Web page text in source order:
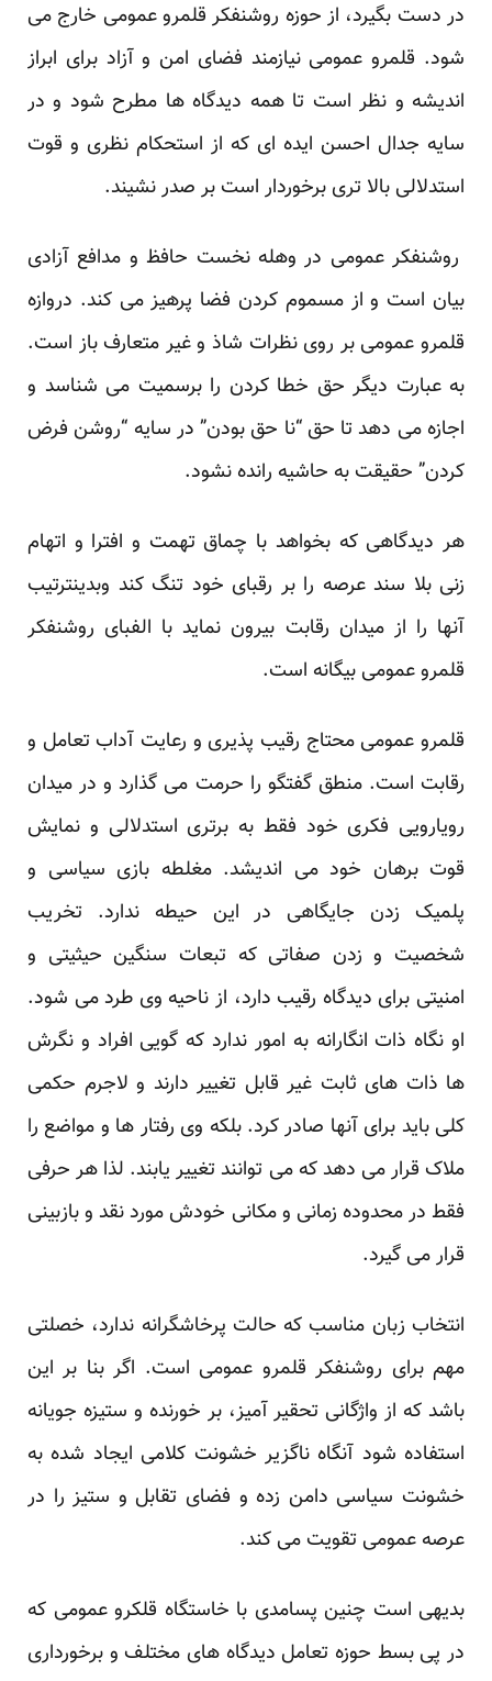
در دست بگیرد، از حوزه روشنفکر قلمرو عمومی خارج می
شود. قلمرو عمومی نیازمند فضای امن و آزاد برای ابراز
اندیشه و نظر است تا همه دیدگاه ها مطرح شود و در
سایه جدال احسن ایده ای که از استحکام نظری و قوت
استدلالی بالا تری برخوردار است بر صدر نشیند.
روشنفکر عمومی در وهله نخست حافظ و مدافع آزادی
بیان است و از مسموم کردن فضا پرهیز می کند. دروازه
قلمرو عمومی بر روی نظرات شاذ و غیر متعارف باز است.
به عبارت دیگر حق خطا کردن را برسمیت می شناسد و
اجازه می دهد تا حق “نا حق بودن” در سایه “روشن فرض
کردن” حقیقت به حاشیه رانده نشود.
هر دیدگاهی که بخواهد با چماق تهمت و افترا و اتهام
زنی بلا سند عرصه را بر رقبای خود تنگ کند وبدینترتیب
آنها را از میدان رقابت بیرون نماید با الفبای روشنفکر
قلمرو عمومی بیگانه است.
قلمرو عمومی محتاج رقیب پذیری و رعایت آداب تعامل و
رقابت است. منطق گفتگو را حرمت می گذارد و در میدان
رویارویی فکری خود فقط به برتری استدلالی و نمایش
قوت برهان خود می اندیشد. مغلطه بازی سیاسی و
پلمیک زدن جایگاهی در این حیطه ندارد. تخریب
شخصیت و زدن صفاتی که تبعات سنگین حیثیتی و
امنیتی برای دیدگاه رقیب دارد، از ناحیه وی طرد می شود.
او نگاه ذات انگارانه به امور ندارد که گویی افراد و نگرش
ها ذات های ثابت غیر قابل تغییر دارند و لاجرم حکمی
کلی باید برای آنها صادر کرد. بلکه وی رفتار ها و مواضع را
ملاک قرار می دهد که می توانند تغییر یابند. لذا هر حرفی
فقط در محدوده زمانی و مکانی خودش مورد نقد و بازبینی
قرار می گیرد.
انتخاب زبان مناسب که حالت پرخاشگرانه ندارد، خصلتی
مهم برای روشنفکر قلمرو عمومی است. اگر بنا بر این
باشد که از واژگانی تحقیر آمیز، بر خورنده و ستیزه جویانه
استفاده شود آنگاه ناگزیر خشونت کلامی ایجاد شده به
خشونت سیاسی دامن زده و فضای تقابل و ستیز را در
عرصه عمومی تقویت می کند.
بدیهی است چنین پسامدی با خاستگاه قلکرو عمومی که
در پی بسط حوزه تعامل دیدگاه های مختلف و برخورداری